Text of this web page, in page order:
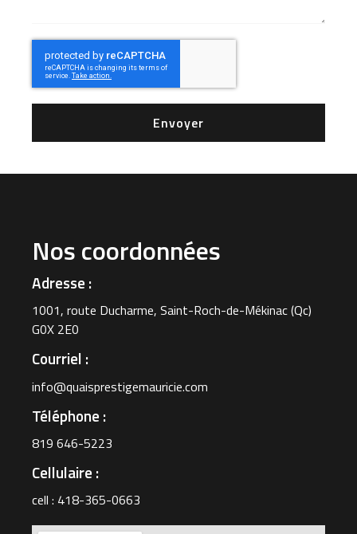
Envoyer
Nos coordonnées
Adresse :
1001, route Ducharme, Saint-Roch-de-Mékinac (Qc)
G0X 2E0
Courriel :
info@quaisprestigemauricie.com
Téléphone :
819 646-5223
Cellulaire :
cell : 418-365-0663